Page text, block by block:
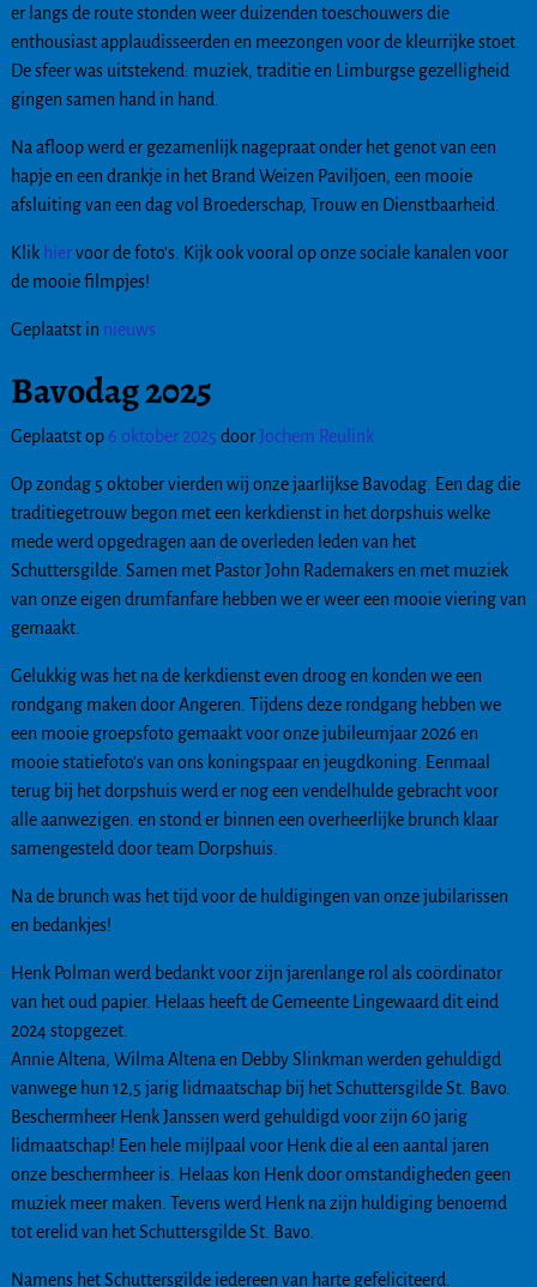
er langs de route stonden weer duizenden toeschouwers die
enthousiast applaudisseerden en meezongen voor de kleurrijke stoet.
De sfeer was uitstekend: muziek, traditie en Limburgse gezelligheid
gingen samen hand in hand.
Na afloop werd er gezamenlijk nagepraat onder het genot van een
hapje en een drankje in het Brand Weizen Paviljoen, een mooie
afsluiting van een dag vol Broederschap, Trouw en Dienstbaarheid.
Klik hiervoor de foto’s. Kijk ook vooral op onze sociale kanalen voor
de mooie filmpjes!
Geplaatst in nieuws
Bavodag 2025
Geplaatst op 6 oktober 2025 doorJochem Reulink
Op zondag 5 oktober vierden wij onze jaarlijkse Bavodag. Een dag die
traditiegetrouw begon met een kerkdienst in het dorpshuis welke
mede werd opgedragen aan de overleden leden van het
Schuttersgilde. Samen met Pastor John Rademakers en met muziek
van onze eigen drumfanfare hebben we er weer een mooie viering van
gemaakt.
Gelukkig was het na de kerkdienst even droog en konden we een
rondgang maken door Angeren. Tijdens deze rondgang hebben we
een mooie groepsfoto gemaakt voor onze jubileumjaar 2026 en
mooie statiefoto’s van ons koningspaar en jeugdkoning. Eenmaal
terug bij het dorpshuis werd er nog een vendelhulde gebracht voor
alle aanwezigen. en stond er binnen een overheerlijke brunch klaar
samengesteld door team Dorpshuis.
Na de brunch was het tijd voor de huldigingen van onze jubilarissen
en bedankjes!
Henk Polman werd bedankt voor zijn jarenlange rol als coördinator
van het oud papier. Helaas heeft de Gemeente Lingewaard dit eind
2024 stopgezet.
Annie Altena, Wilma Altena en Debby Slinkman werden gehuldigd
vanwege hun 12,5 jarig lidmaatschap bij het Schuttersgilde St. Bavo.
Beschermheer Henk Janssen werd gehuldigd voor zijn 60 jarig
lidmaatschap! Een hele mijlpaal voor Henk die al een aantal jaren
onze beschermheer is. Helaas kon Henk door omstandigheden geen
muziek meer maken. Tevens werd Henk na zijn huldiging benoemd
tot erelid van het Schuttersgilde St. Bavo.
Namens het Schuttersgilde iedereen van harte gefeliciteerd.